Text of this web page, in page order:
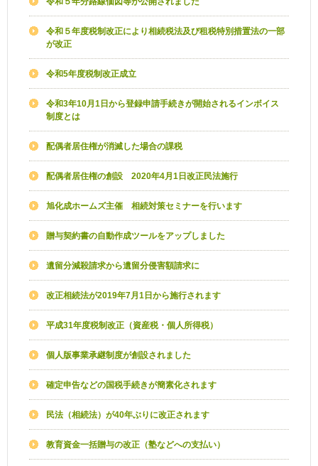
令和５年度税制改正により相続税法及び租税特別措置法の一部
が改正
令和5年度税制改正成立
令和3年10月1日から登録申請手続きが開始されるインボイス
制度とは
配偶者居住権が消滅した場合の課税
配偶者居住権の創設 2020年4月1日改正民法施行
旭化成ホームズ主催 相続対策セミナーを行います
贈与契約書の自動作成ツールをアップしました
遺留分減殺請求から遺留分侵害額請求に
改正相続法が2019年7月1日から施行されます
平成31年度税制改正（資産税・個人所得税）
個人版事業承継制度が創設されました
確定申告などの国税手続きが簡素化されます
民法（相続法）が40年ぶりに改正されます
教育資金一括贈与の改正（塾などへの支払い）